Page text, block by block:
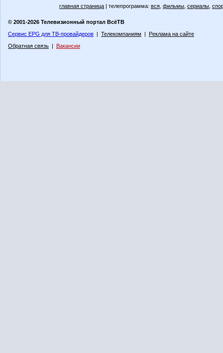
главная страница | телепрограмма: вся фильмы сериалы
© 2001-2026 Телевизионный портал ВсёТВ
Сервис EPG для ТВ-провайдеров | Телекомпаниям | Реклама на сайте
Обратная связь | Вакансии